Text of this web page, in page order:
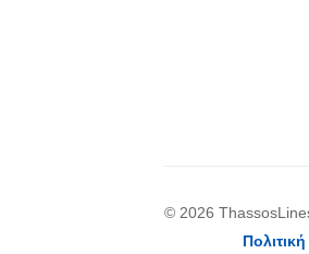
© 2026